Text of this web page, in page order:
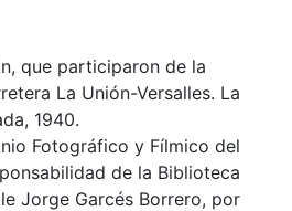
que participaron de la
La Unión-Versalles. La
1940.
Fotográfico y Fílmico del
de la Biblioteca
Jorge Garcés Borrero, por